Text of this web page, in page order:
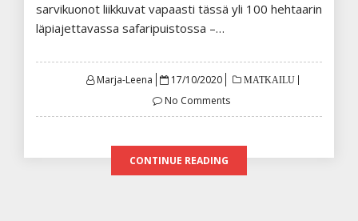
sarvikuonot liikkuvat vapaasti tässä yli 100 hehtaarin
läpiajettavassa safaripuistossa –…
Marja-Leena
Posted
17/10/2020 MATKAILU
No Comments
CONTINUE READING